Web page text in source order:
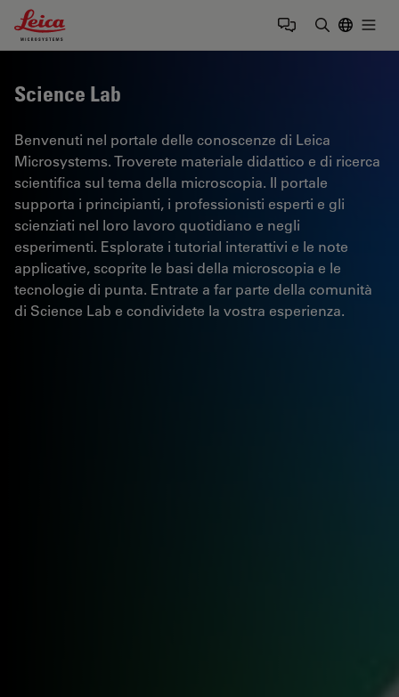
Leica Microsystems Logo
Science Lab
Benvenuti nel portale delle conoscenze di Leica
Microsystems. Troverete materiale didattico e di ricerca
scientifica sul tema della microscopia. Il portale
supporta i principianti, i professionisti esperti e gli
scienziati nel loro lavoro quotidiano e negli
esperimenti. Esplorate i tutorial interattivi e le note
applicative, scoprite le basi della microscopia e le
tecnologie di punta. Entrate a far parte della comunità
di Science Lab e condividete la vostra esperienza.